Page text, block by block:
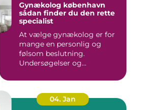
Gynækolog københavn
sådan finder du den rette
specialist
At vælge gynækolog er for
mange en personlig og
følsom beslutning.
Undersøgelser og
04. Jan